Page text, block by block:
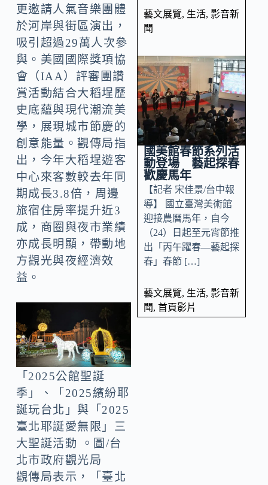
更邀請人氣音樂團體
於河岸與街區演出，
吸引超過29萬人次參
與。美國國際獎項協
會（IAA）評審團讚
賞活動結合大稻埕歷
史底蘊與現代潮流美
學，展現城市節慶的
創意能量。觀傳局指
出，今年大稻埕遊客
中心來客數較去年同
期成長3.8倍，周邊
旅宿住房率提升近3
成，商圈與夜市業績
亦成長明顯，帶動地
方觀光與夜經濟效
益。
「2025公館聖誕
季」、「2025繽紛耶
誕玩台北」與「2025
臺北耶誕愛無限」三
大聖誕活動 。圖/台
北市政府觀光局
觀傳局表示，「臺北
藝文展覽, 生活, 影音新
聞
國美館春節系列活
動登場 藝起探春
歡慶馬年
【記者 宋佳景/台中報
導】 國立臺灣美術館
迎接農曆馬年，自今
（24）日起至元宵節推
出「丙午躍春—藝起探
春」春節 […]
藝文展覽, 生活, 影音新
聞, 首頁影片